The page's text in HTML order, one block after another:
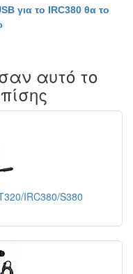
για το IRC380 θα το
αυτό το
IRC380/S380